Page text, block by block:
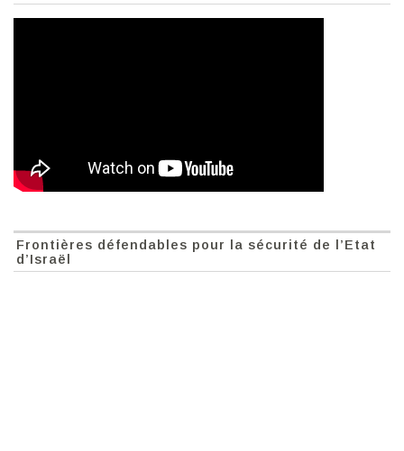
Frontières défendables pour la sécurité de l’Etat
d’Israël